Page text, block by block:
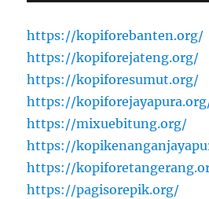
https://kopiforebanten.org/
https://kopiforejateng.org/
https://kopiforesumut.org/
https://
https://mixuebitung.org/
https://
https://
https://pagisorepik.org/